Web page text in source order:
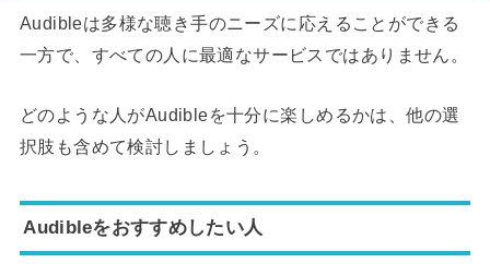
Audibleは多様な聴き手のニーズに応えることができる
一方で、すべての人に最適なサービスではありません。
どのような人がAudibleを十分に楽しめるかは、他の選
択肢も含めて検討しましょう。
Audibleをおすすめしたい人